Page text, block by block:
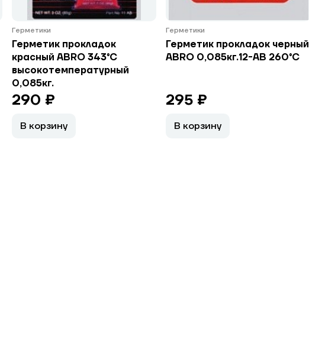
Герметики
Герметик прокладок
красный ABRO 343°С
высокотемпературный
0,085кг.
290 ₽
В корзину
Герметики
Герметик прокладок черный
ABRO 0,085кг.12-АВ 260°С
295 ₽
В корзину